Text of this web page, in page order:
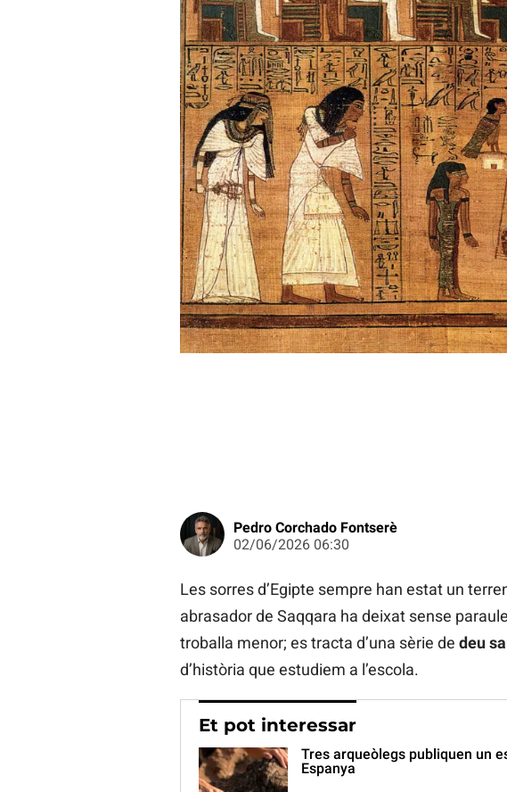
Pedro Corchado Fontserè
02/06/2026 06:30
Les sorres d’Egipte sempre han estat un
abrasador de Saqqara ha deixat sense
troballa menor; es tracta d’una sèrie de deu
d’història que estudiem a l’escola.
Et pot interessar
Tres arqueòlegs publiquen un
Espanya